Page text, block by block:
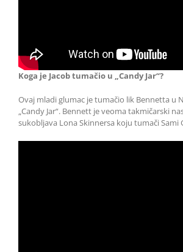
Koga je Jacob tumačio u „Candy Jar“?
Ovaj mladi glumac je tumačio lik Bennetta u
„Candy Jar“. Bennett je veoma takmičarski
sukobljava Lona Skinnersa koju tumači Sami